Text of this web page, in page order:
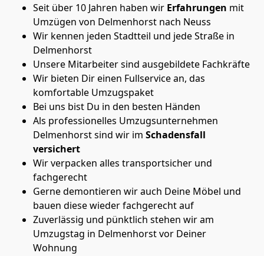
Seit über 10 Jahren haben wir Erfahrungen mit
Umzügen von Delmenhorst nach Neuss
Wir kennen jeden Stadtteil und jede Straße in
Delmenhorst
Unsere Mitarbeiter sind ausgebildete Fachkräfte
Wir bieten Dir einen Fullservice an, das
komfortable Umzugspaket
Bei uns bist Du in den besten Händen
Als professionelles Umzugsunternehmen
Delmenhorst sind wir im Schadensfall
versichert
Wir verpacken alles transportsicher und
fachgerecht
Gerne demontieren wir auch Deine Möbel und
bauen diese wieder fachgerecht auf
Zuverlässig und pünktlich stehen wir am
Umzugstag in Delmenhorst vor Deiner
Wohnung